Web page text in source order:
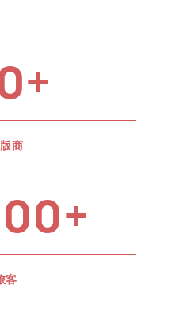
商
客